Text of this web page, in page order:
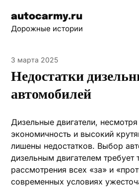
content
autocarmy.ru
Дорожные истории
3 марта 2025
Недостатки
автомобилей
Дизельные двигатели,
экономичность и высокий
лишены недостатков. Выбор
дизельным двигателем требует
рассмотрения всех «за» и
современных условиях